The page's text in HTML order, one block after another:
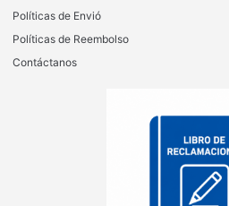
Políticas de Envió
Políticas de Reembolso
Contáctanos